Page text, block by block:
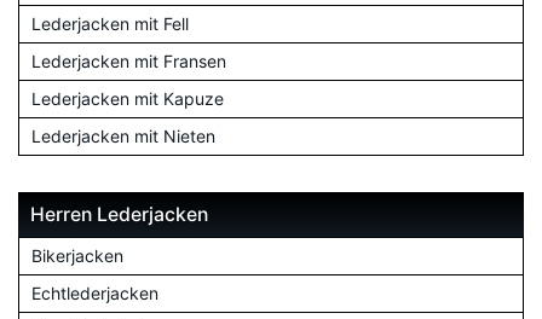
Lederjacken mit Fell
Lederjacken mit Fransen
Lederjacken mit Kapuze
Lederjacken mit Nieten
Herren Lederjacken
Bikerjacken
Echtlederjacken